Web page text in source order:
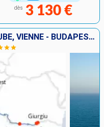
dès 3 130 €
CROISIÈRE AU FIL DU DANUBE, VIENNE - BUDAPEST, LES PORTES DE FER